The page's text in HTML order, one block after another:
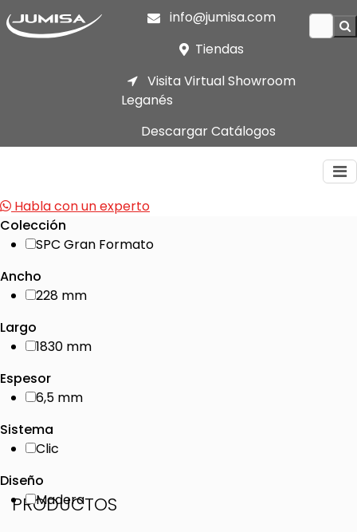
info@jumisa.com
Tiendas
Visita Virtual Showroom
Leganés
Descargar Catálogos
Habla con un experto
Colección
SPC Gran Formato
Ancho
228 mm
Largo
1830 mm
Espesor
6,5 mm
Sistema
Clic
Diseño
Madera
PRODUCTOS